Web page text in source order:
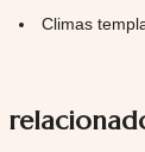
Climas